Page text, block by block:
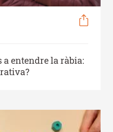
entendre la ràbia: